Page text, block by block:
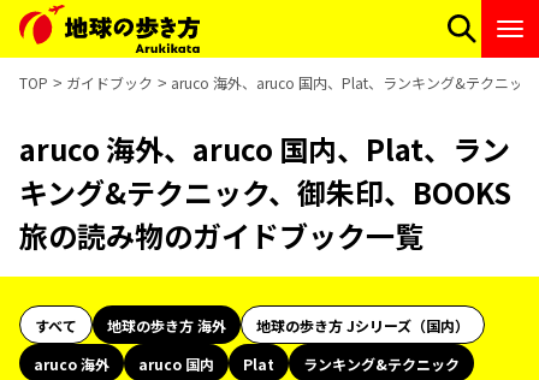
TOP ガイドブック aruco 海外、aruco 国内、Plat、ランキング&テクニッ
aruco 海外、aruco 国内、Plat、ラン
キング&テクニック、御朱印、BOOKS
旅の読み物のガイドブック一覧
すべて 地球の歩き方 海外
地球の歩き方 Jシリーズ（国内）
aruco 海外
aruco 国内 Plat
ランキング&テクニック